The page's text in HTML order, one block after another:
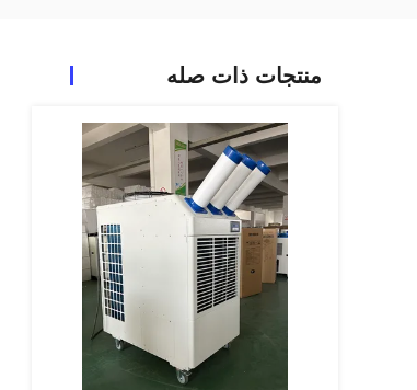
منتجات ذات صله